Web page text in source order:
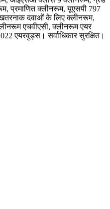
प्रमाणित क्लीनरूम, यूएसपी 797
दवाओं के लिए क्लीनरूम,
एचवीएसी, क्लीनरूम एयर
एयरवुड्स। सर्वाधिकार सुरक्षित।